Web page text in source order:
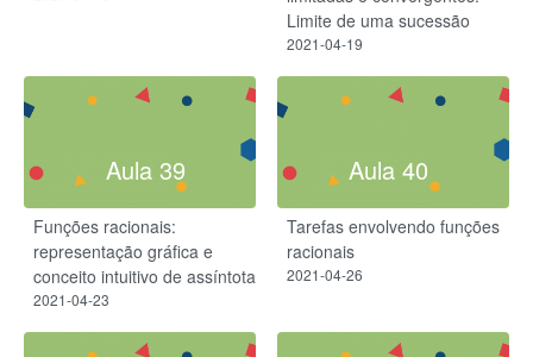
Limite de uma sucessão
2021-04-19
Aula 39
Funções racionais:
representação gráfica e
conceito intuitivo de assíntota
2021-04-23
Aula 40
Tarefas envolvendo funções
racionais
2021-04-26